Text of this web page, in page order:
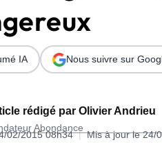
l'Ebook
rédigé par Olivier Andrieu
Abondance
02/2015 08h34 | Mis à jour le 24/
IA Nous suivre sur